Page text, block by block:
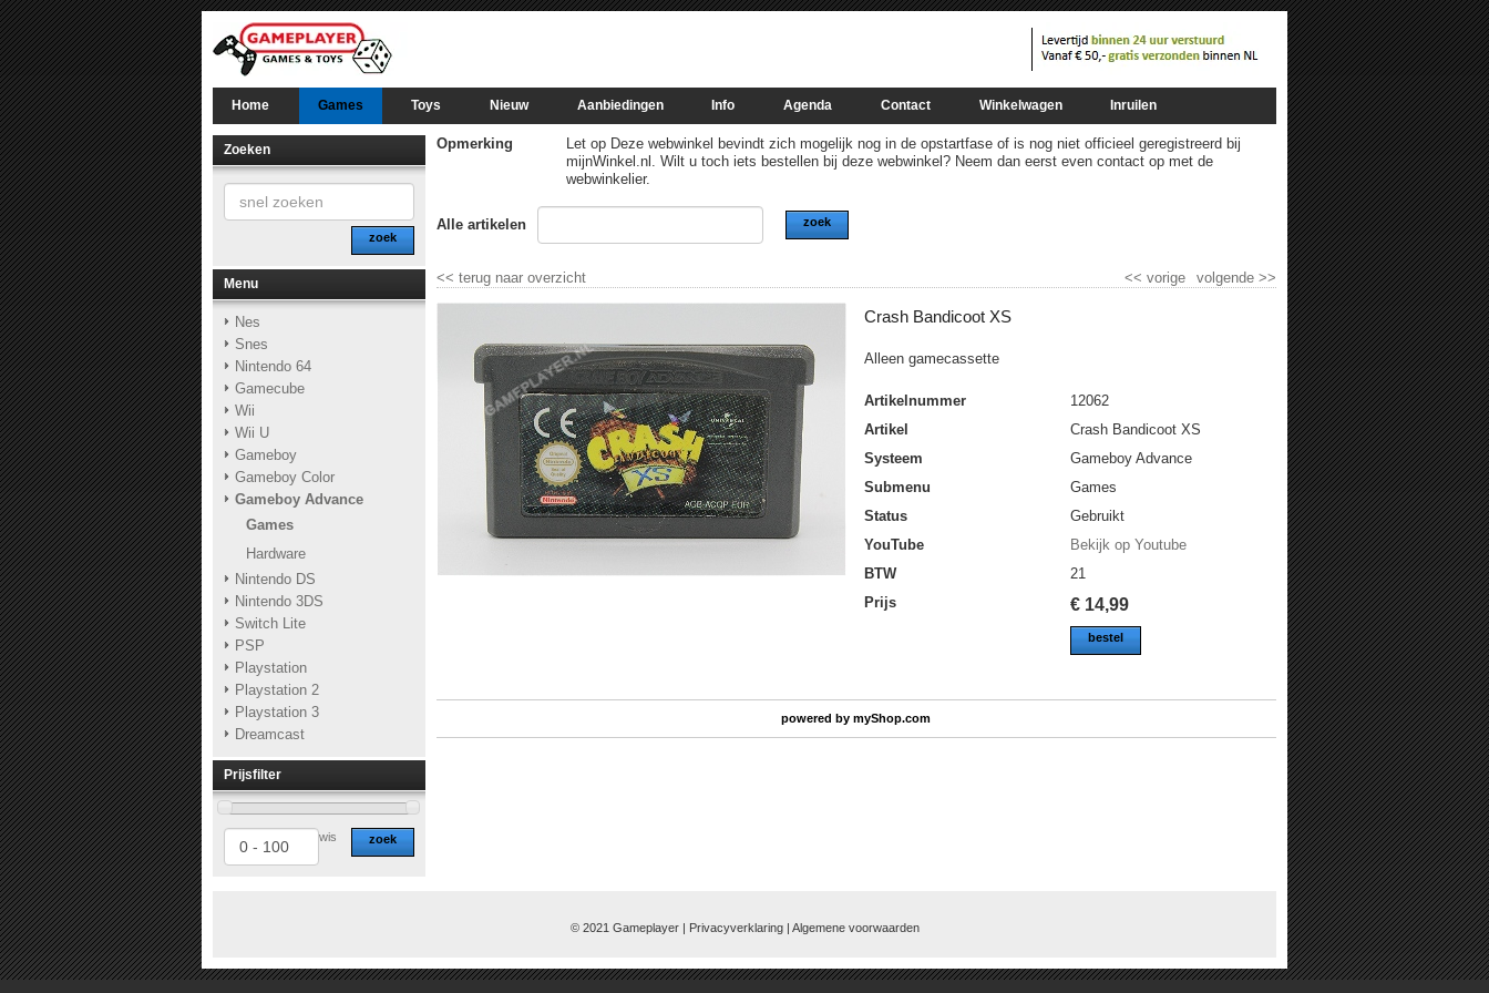
Home Games Toys Nieuw Aanbiedingen Info Agenda Contact Winkelwagen Inruilen
Zoeken
zoek
Menu
Nes
Snes
Nintendo 64
Gamecube
Wii
Wii U
Gameboy
Gameboy Color
Gameboy Advance
Games
Hardware
Nintendo DS
Nintendo 3DS
Switch Lite
PSP
Playstation
Playstation 2
Playstation 3
Dreamcast
Prijsfilter
zoek
wis
Opmerking
Let op Deze webwinkel bevindt zich mogelijk nog in de opstartfase of is nog niet officieel geregistreerd bij
mijnWinkel.nl. Wilt u toch iets bestellen bij deze webwinkel? Neem dan eerst even contact op met de
webwinkelier.
Alle artikelen zoek
<< terug naar overzicht volgende>>
<< vorige
Crash Bandicoot XS
Alleen gamecassette
Artikelnummer
12062
Artikel
Crash Bandicoot XS
Systeem
Gameboy Advance
Submenu
Games
Status
Gebruikt
YouTube
Bekijk op Youtube
BTW
21
Prijs
€ 14,99
bestel
powered bymyShop.com
© 2021 Gameplayer | Privacyverklaring | Algemene voorwaarden